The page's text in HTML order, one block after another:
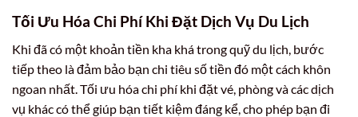
Tối Ưu Hóa Chi Phí Khi Đặt Dịch Vụ Du Lịch
Khi đã có một khoản tiền kha khá trong quỹ du lịch, bước
tiếp theo là đảm bảo bạn chi tiêu số tiền đó một cách khôn
ngoan nhất. Tối ưu hóa chi phí khi đặt vé, phòng và các dịch
vụ khác có thể giúp bạn tiết kiệm đáng kể, cho phép bạn đi